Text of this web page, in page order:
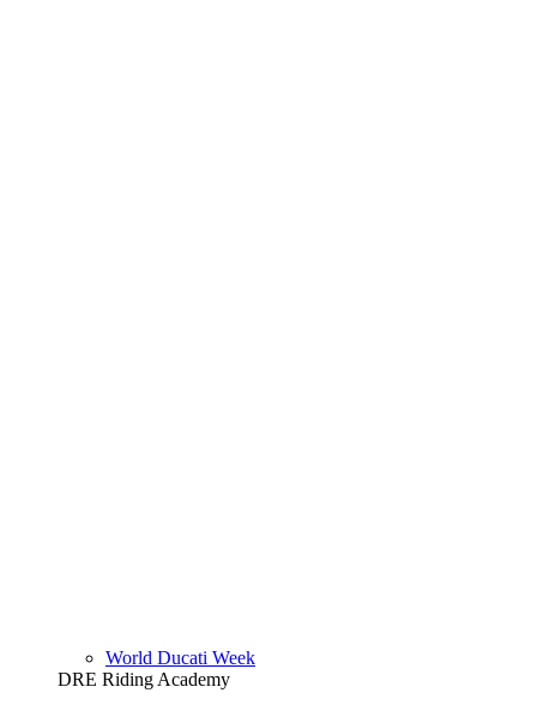
World Ducati Week
DRE Riding Academy